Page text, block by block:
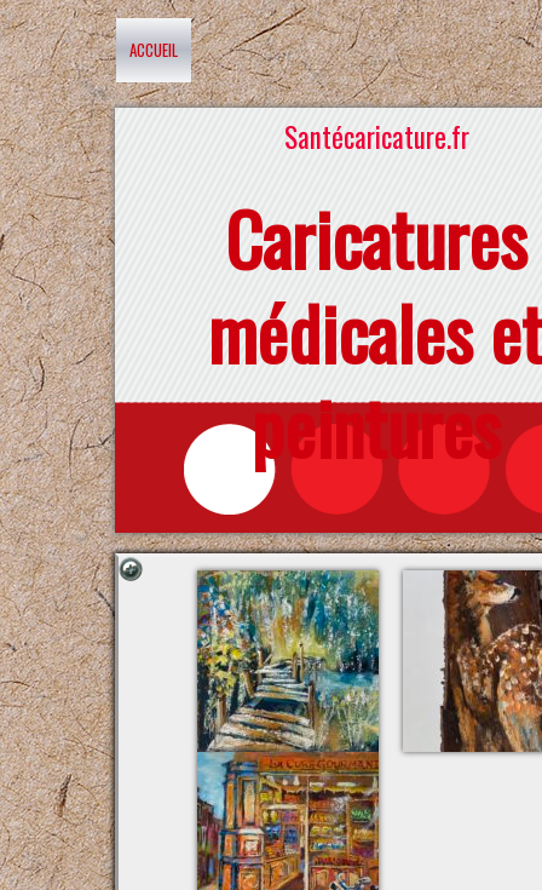
ACCUEIL
Santécaricature.fr
Caricatures
médicales
peintures